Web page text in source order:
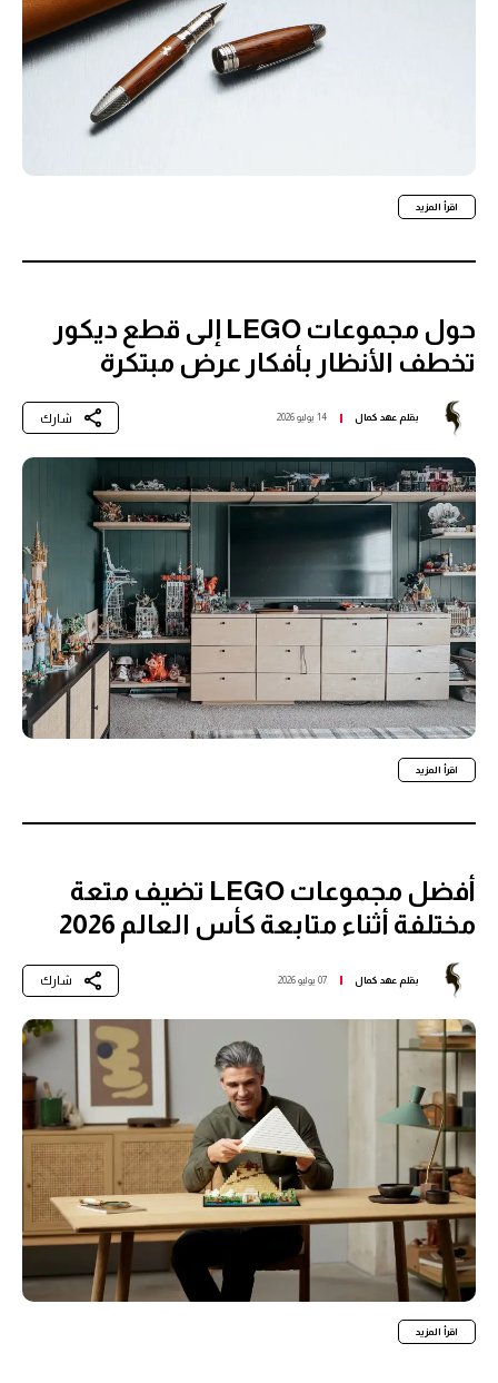
اقرأ المزيد
حول مجموعات LEGO إلى قطع ديكور
تخطف الأنظار بأفكار عرض مبتكرة
بقلمعهد كمال 14 يوليو 2026 شارك
اقرأ المزيد
أفضل مجموعات LEGO تضيف متعة
مختلفة أثناء متابعة كأس العالم 2026
بقلم عهد كمال 07 يوليو 2026 شارك
اقرأ المزيد